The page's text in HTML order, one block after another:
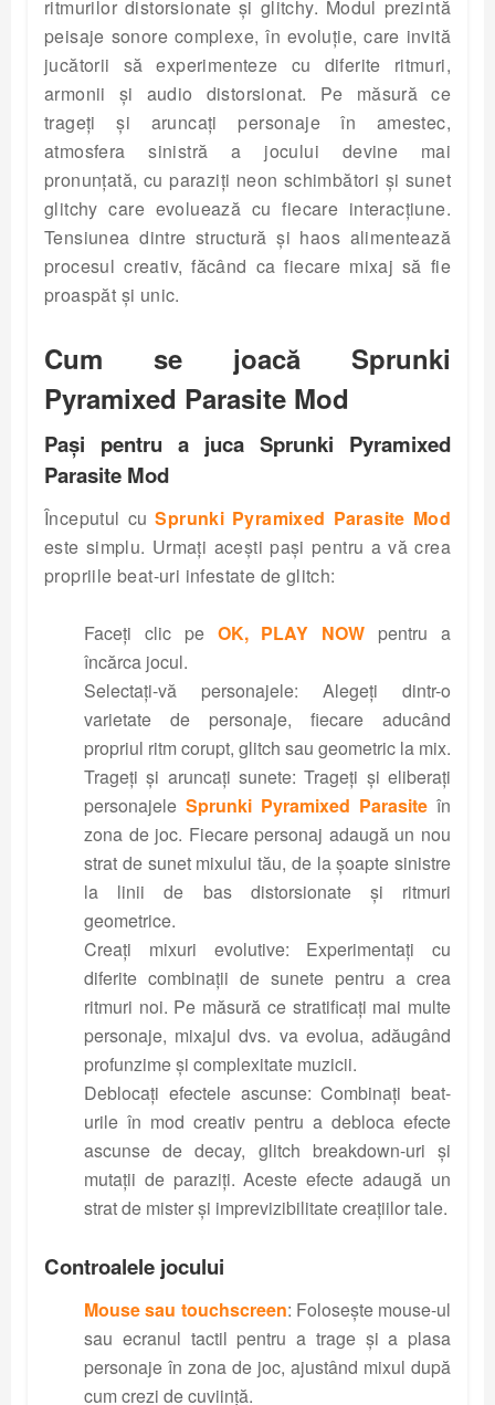
ritmurilor distorsionate și glitchy. Modul prezintă
peisaje sonore complexe, în evoluție, care invită
jucătorii să experimenteze cu diferite ritmuri,
armonii și audio distorsionat. Pe măsură ce
trageți și aruncați personaje în amestec,
atmosfera sinistră a jocului devine mai
pronunțată, cu paraziți neon schimbători și sunet
glitchy care evoluează cu fiecare interacțiune.
Tensiunea dintre structură și haos alimentează
procesul creativ, făcând ca fiecare mixaj să fie
proaspăt și unic.
Cum se joacă Sprunki
Pyramixed Parasite Mod
Pași pentru a juca Sprunki Pyramixed
Parasite Mod
Începutul cuSprunki Pyramixed Parasite Mod
este simplu. Urmați acești pași pentru a vă crea
propriile beat-uri infestate de glitch:
Faceți clic pe OK, PLAY NOW pentru a
încărca jocul.
Selectați-vă personajele: Alegeți dintr-o
varietate de personaje, fiecare aducând
propriul ritm corupt, glitch sau geometric la mix.
Trageți și aruncați sunete: Trageți și eliberați
personajele Sprunki Pyramixed Parasite în
zona de joc. Fiecare personaj adaugă un nou
strat de sunet mixului tău, de la șoapte sinistre
la linii de bas distorsionate și ritmuri
geometrice.
Creați mixuri evolutive: Experimentați cu
diferite combinații de sunete pentru a crea
ritmuri noi. Pe măsură ce stratificați mai multe
personaje, mixajul dvs. va evolua, adăugând
profunzime și complexitate muzicii.
Deblocați efectele ascunse: Combinați beat-
urile în mod creativ pentru a debloca efecte
ascunse de decay, glitch breakdown-uri și
mutații de paraziți. Aceste efecte adaugă un
strat de mister și imprevizibilitate creațiilor tale.
Controalele jocului
Mouse sau touchscreen: Folosește mouse-ul
sau ecranul tactil pentru a trage și a plasa
personaje în zona de joc, ajustând mixul după
cum crezi de cuviință.